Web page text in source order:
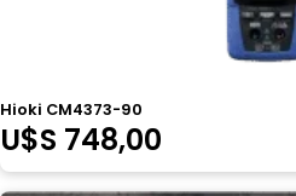
Hioki CM4373-90
U$S 748,00